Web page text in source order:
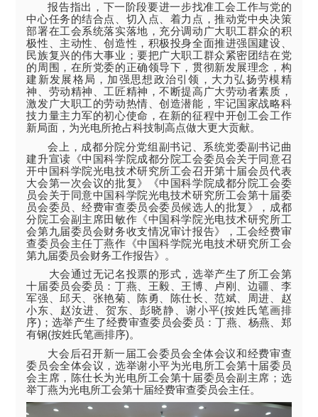
报告指出，下一阶段要进一步找准工会工作与党的
中心任务的结合点、切入点、着力点，推动党中央决策
部署在工会系统落实落地，充分调动广大职工群众的积
极性、主动性、创造性，积极投身全面推进强国建设、
民族复兴的伟大事业；要把广大职工群众紧密团结在党
的周围，在所党委的正确领导下，贯彻新发展理念，构
建新发展格局，加强思想政治引领，大力弘扬劳模精
神、劳动精神、工匠精神，不断提高广大劳动者素质，
激发广大职工的劳动热情、创造潜能，牢记国家战略科
技力量主力军的初心使命，在新的征程中开创工会工作
新局面，为光电所抢占科技制高点做大更大贡献。
会上，成都分院分党组副书记、系统党委副书记曲
建升宣读《中国科学院成都分院工会委员会关于同意召
开中国科学院光电技术研究所工会召开第十届会员代表
大会第一次会议的批复》《中国科学院成都分院工会委
员会关于同意中国科学院光电技术研究所工会第十届委
员会委员、经费审查委员会委员候选人的批复》，成都
分院工会副主席田敏作《中国科学院光电技术研究所工
会第九届委员会财务收支情况审计报告》，工会经费审
查委员会主任丁燕作《中国科学院光电技术研究所工会
第九届委员会财务工作报告》。
大会通过无记名投票的形式，选举产生了所工会第
十届委员会委员：丁燕、王毅、王博、卢刚、边疆、李
军强、邱天、张艳菊、陈勇、陈仕长、范斌、周进、赵
小东、赵汝进、贺东、彭晓静、谢小平(按姓氏笔画排
序)；选举产生了经费审查委员会委员：丁燕、杨燕、郑
有钢(按姓氏笔画排序)。
大会后召开新一届工会委员会全体会议和经费审查
委员会全体会议，选举谢小平为光电所工会第十届委员
会主席，陈仕长为光电所工会第十届委员会副主席；选
举丁燕为光电所工会第十届经费审查委员会主任。